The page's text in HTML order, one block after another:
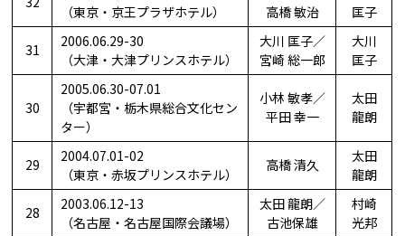
（東京・京王プラザホテル）
高橋 敏治
匡子
31
2006.06.29-30
（大津・大津プリンスホテル）
大川 匡子／
宮崎 総一郎
大川
匡子
30
2005.06.30-07.01
（宇都宮・栃木県総合文化セン
ター）
小林 敏孝／
平田 幸一
太田
龍朗
29
2004.07.01-02
（東京・赤坂プリンスホテル）
高橋 清久
太田
龍朗
28
2003.06.12-13
（名古屋・名古屋国際会議場）
太田 龍朗／
古池保雄
村崎
光邦